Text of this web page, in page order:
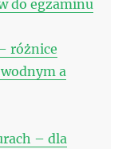
do egzaminu
różnice
a
– dla